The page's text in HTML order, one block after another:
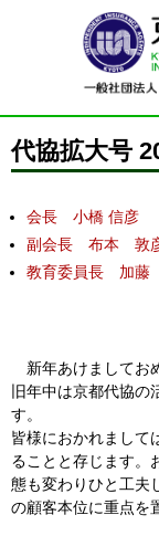
代協拡大号
会長 小橋 信彦
副会長 布本 敦
教育委員長 加藤
新年あけましてお
旧年中は京都代協の
す。
皆様におかれまして
ることと存じます。
態も変わりひと工夫
の顧客本位に重点を